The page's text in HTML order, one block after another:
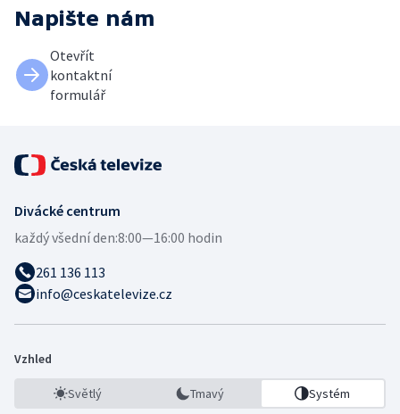
Napište nám
Otevřít
kontaktní
formulář
Divácké centrum
každý všední den:8:00—16:00 hodin
261 136 113
info@ceskatelevize.cz
Vzhled
Světlý Tmavý Systém